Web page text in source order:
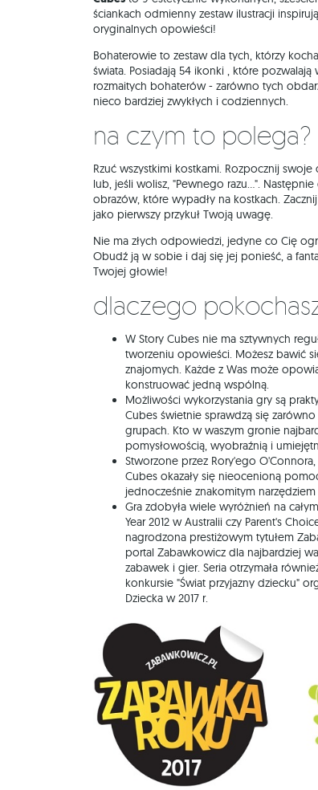
ściankach odmienny zestaw ilustracji
oryginalnych opowieści!
Bohaterowie to zestaw dla tych, którzy
świata. Posiadają 54 ikonki , które
rozmaitych bohaterów - zarówno tych
nieco bardziej zwykłych i codziennych.
Na czym to polega?
Rzuć wszystkimi kostkami. Rozpocznij
lub, jeśli wolisz, "Pewnego razu...".
obrazów, które wypadły na kostkach.
jako pierwszy przykuł Twoją uwagę.
Nie ma złych odpowiedzi, jedyne co Cię
Obudź ją w sobie i daj się jej ponieść, a
Twojej głowie!
Dlaczego
W Story Cubes nie ma sztywnych
tworzeniu opowieści. Możesz bawić
znajomych. Każde z Was może
konstruować jedną wspólną.
Możliwości wykorzystania gry są
Cubes świetnie sprawdzą się
grupach. Kto w waszym gronie
pomysłowością, wyobraźnią i
Stworzone przez Rory'ego
Cubes okazały się nieocenioną
jednocześnie znakomitym
Gra zdobyła wiele wyróżnień na
Year 2012 w Australii czy Parent's
nagrodzona prestiżowym tytułem
portal Zabawkowicz dla najbardziej
zabawek i gier. Seria otrzymała
konkursie "Świat przyjazny dziecku"
Dziecka w 2017 r.